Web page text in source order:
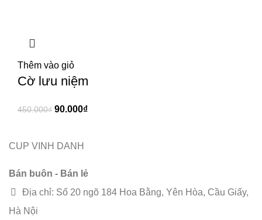
Thêm vào giỏ
Cờ lưu niệm
450.000₫ 90.000₫
CUP VINH DANH
Bán buôn - Bán lẻ
Địa chỉ: Số 20 ngõ 184 Hoa Bằng, Yên Hòa, Cầu Giấy,
Hà Nội